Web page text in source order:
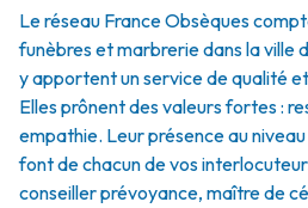
Le réseau France Obsèques
funèbres et marbrerie dans la ville
y apportent un service de qualité
Elles prônent des valeurs fortes :
empathie. Leur présence au
font de chacun de vos
conseiller prévoyance, maître de